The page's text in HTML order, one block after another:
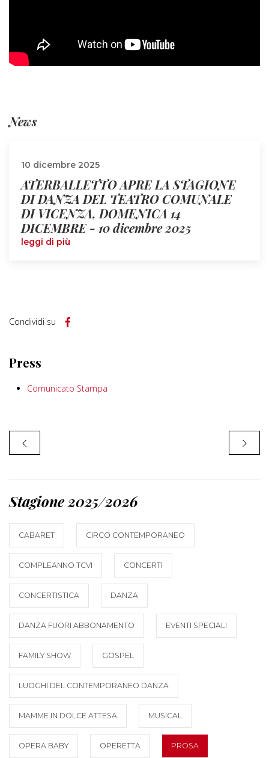
News
10 dicembre 2025
ATERBALLETTO APRE LA STAGIONE
DI DANZA DEL TEATRO COMUNALE
DI VICENZA, DOMENICA 14
DICEMBRE - 10 dicembre 2025
leggi di più
Condividi su
Press
Comunicato Stampa
Stagione 2025/2026
CABARET CIRCO CONTEMPORANEO
COMPLEANNO TCVI CONCERTI
CONCERTISTICA DANZA
DANZA FUORI ABBONAMENTO EVENTI SPECIALI
FAMILY SHOW GOSPEL
LUOGHI DEL CONTEMPORANEO DANZA
MAMME IN DOLCE ATTESA MUSICAL
OPERA BABY OPERETTA PROSA